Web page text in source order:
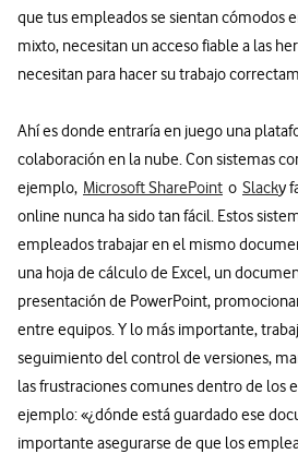
que tus empleados se sientan cómodos
mixto, necesitan un acceso fiable a las
necesitan para hacer su trabajo
Ahí es donde entraría en juego una
colaboración en la nube. Con sistemas
ejemplo, Microsoft SharePoint o Slacky
online nunca ha sido tan fácil. Estos
empleados trabajar en el mismo
una hoja de cálculo de Excel, un
presentación de PowerPoint,
entre equipos. Y lo más importante,
seguimiento del control de versiones,
las frustraciones comunes dentro de los
ejemplo: «¿dónde está guardado ese
importante asegurarse de que los